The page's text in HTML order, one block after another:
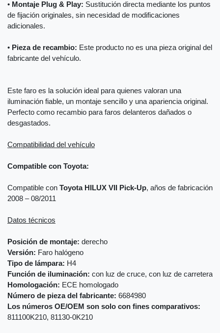
• Montaje Plug & Play: Sustitución directa mediante los puntos
de fijación originales, sin necesidad de modificaciones
adicionales.
• Pieza de recambio: Este producto no es una pieza original del
fabricante del vehículo.
Este faro es la solución ideal para quienes valoran una
iluminación fiable, un montaje sencillo y una apariencia original.
Perfecto como recambio para faros delanteros dañados o
desgastados.
Compatibilidad del vehículo
Compatible con Toyota:
Compatible con Toyota HILUX VII Pick-Up, años de fabricación
2008 – 08/2011
Datos técnicos
Posición de montaje: derecho
Versión: Faro halógeno
Tipo de lámpara: H4
Función de iluminación: con luz de cruce, con luz de carretera
Homologación: ECE homologado
Número de pieza del fabricante: 6684980
Los números OE/OEM son solo con fines comparativos:
811100K210, 81130-0K210